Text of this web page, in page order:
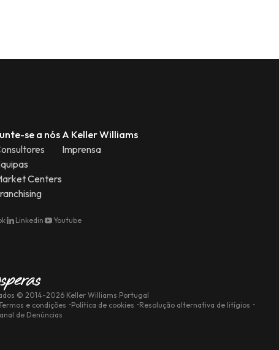
se a nós
Centers
A Keller Williams
Imprensa
Linkedin Youtube
© 2014-2026 Keller Williams Portugal
e condições Política de cookies
Resolução alternativa de litígios
de Denúncias